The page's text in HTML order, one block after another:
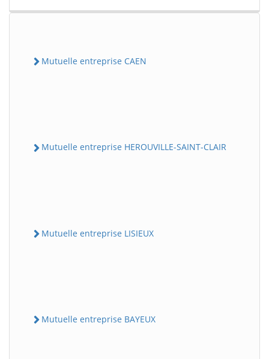
Mutuelle entreprise CAEN
Mutuelle entreprise HEROUVILLE-SAINT-CLAIR
Mutuelle entreprise LISIEUX
Mutuelle entreprise BAYEUX